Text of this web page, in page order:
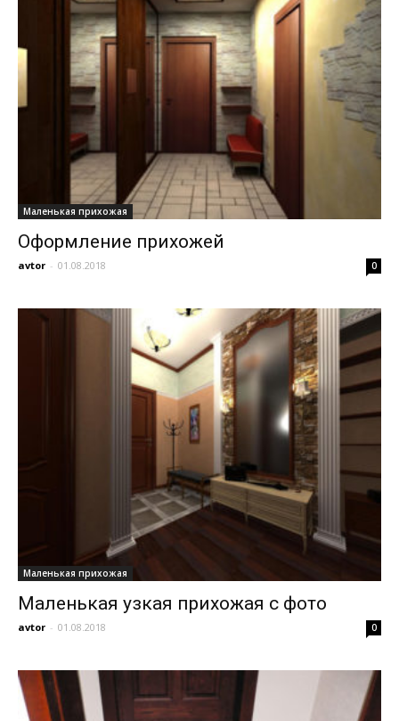
Маленькая прихожая
Оформление прихожей
avtor - 01.08.2018 0
Маленькая прихожая
Маленькая узкая прихожая с фото
avtor - 01.08.2018 0